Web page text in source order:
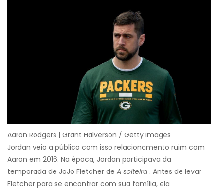
Aaron Rodgers | Grant Halverson / Getty Images
Jordan veio a público com isso relacionamento ruim com
Aaron em 2016. Na época, Jordan participava da
temporada de JoJo Fletcher de A solteira . Antes de levar
Fletcher para se encontrar com sua família, ela